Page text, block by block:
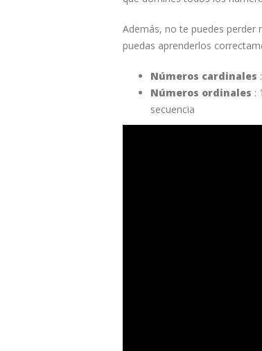
Además, no te puedes perder
puedas aprenderlos
Números cardinales
Números ordinales :
secuencia